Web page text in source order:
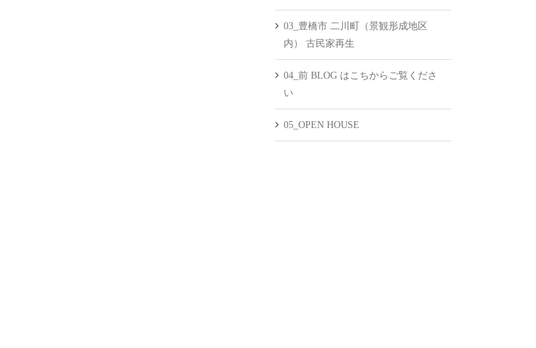
03_豊橋市 二川町（景観形成地区
内） 古民家再生
04_前 BLOG はこちからご覧くださ
い
05_OPEN HOUSE